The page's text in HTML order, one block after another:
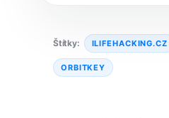
Štítky: ILIFEHACKING.CZ
ORBITKEY